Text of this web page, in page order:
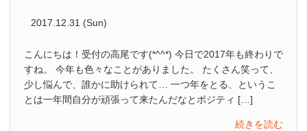
2017.12.31 (Sun)
こんにちは！受付の高尾です(*^^*) 今日で2017年も終わりで
すね。 今年も色々なことがありました。 たくさん笑って、
少し悩んで、誰かに助けられて… 一つ年をとる、というこ
とは一年間自分が頑張って来たんだなとポジティ […]
続きを読む